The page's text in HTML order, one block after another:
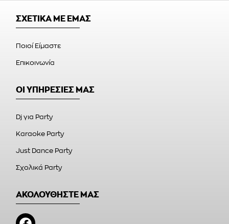
ΣΧΕΤΙΚΑ ΜΕ ΕΜΑΣ
Ποιοί Είμαστε
Επικοινωνία
ΟΙ ΥΠΗΡΕΣΙΕΣ ΜΑΣ
Dj για Party
Karaoke Party
Just Dance Party
Σχολικά Party
ΑΚΟΛΟΥΘΗΣΤΕ ΜΑΣ